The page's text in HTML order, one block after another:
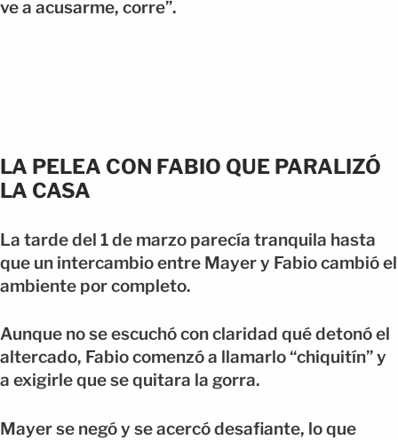
ve a acusarme, corre”.
LA PELEA CON FABIO QUE PARALIZÓ
LA CASA
La tarde del 1 de marzo parecía tranquila hasta
que un intercambio entre Mayer y Fabio cambió el
ambiente por completo.
Aunque no se escuchó con claridad qué detonó el
altercado, Fabio comenzó a llamarlo “chiquitín” y
a exigirle que se quitara la gorra.
Mayer se negó y se acercó desafiante, lo que